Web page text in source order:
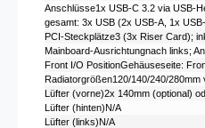
Anschlüsse1x USB-C 3.2 via USB-
gesamt: 3x USB (2x USB-A, 1x
PCI-Steckplätze3 (3x Riser Card);
Mainboard-Ausrichtungnach links;
Front I/O PositionGehäuseseite:
Radiatorgrößen120/​140/​240/​280mm
Lüfter (vorne)2x 140mm (optional)
Lüfter (hinten)N/​A
Lüfter (links)N/​A